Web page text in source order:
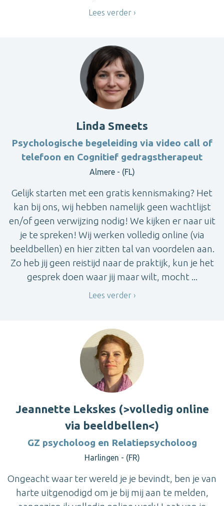
Lees verder
Linda Smeets
Psychologische begeleiding via video call of
telefoon en Cognitief gedragstherapeut
Almere - (FL)
Gelijk starten met een gratis kennismaking? Het
kan bij ons, wij hebben namelijk geen wachtlijst
en/of geen verwijzing nodig! We kijken er naar uit
je te spreken! Wij werken volledig online (via
beeldbellen) en hier zitten tal van voordelen aan.
Zo heb jij geen reistijd naar de praktijk, kun je het
gesprek doen waar jij maar wilt, mocht ...
Lees verder
Jeannette Lekskes (>volledig online
via beeldbellen<)
GZ psycholoog en Relatiepsycholoog
Harlingen - (FR)
Ongeacht waar ter wereld je je bevindt, ben je van
harte uitgenodigd om je bij mij aan te melden,